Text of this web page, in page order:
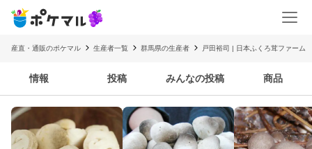
産直・通販のポケマル 生産者一覧 群馬県の生産者 戸田裕司 | 日本ふくろ茸ファーム
情報 投稿 みんなの投稿 商品